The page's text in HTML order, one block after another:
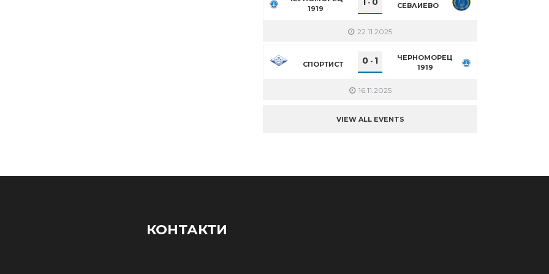
1919
- СЕВЛИЕВО
22.11.2025
СПОРТИСТ 0 - 1
ЧЕРНОМОРЕЦ
1919
16.11.2025
VIEW ALL EVENTS
КОНТАКТИ